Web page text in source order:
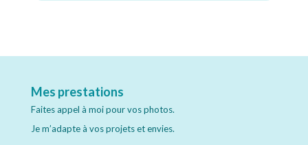
Mes prestations
Faites appel à moi pour vos photos.
Je m’adapte à vos projets et envies.